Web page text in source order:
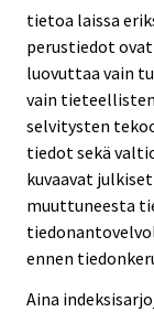
tietoa laissa
perustiedot
luovuttaa vain
vain
selvitysten
tiedot sekä
kuvaavat
muuttuneesta
ennen
Aina